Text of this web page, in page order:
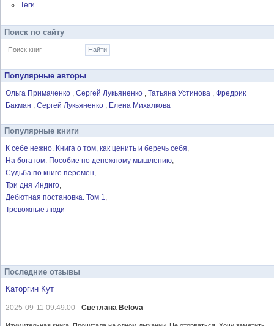
Теги
Поиск по сайту
Популярные авторы
Ольга Примаченко Сергей Лукьяненко Татьяна Устинова
Фредрик
Бакман
Сергей Лукьяненко Елена Михалкова
Популярные книги
К себе нежно. Книга о том, как ценить и беречь себя
На богатом. Пособие по денежному мышлению
Судьба по книге перемен
Три дня Индиго
Дебютная постановка. Том 1
Тревожные люди
Последние отзывы
Каторгин Кут
2025-09-11 09:49:00 Светлана Belova